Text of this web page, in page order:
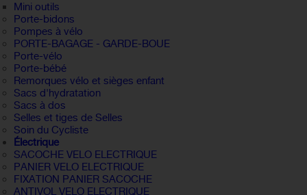
Mini outils
Porte-bidons
Pompes à vélo
PORTE-BAGAGE - GARDE-BOUE
Porte-vélo
Porte-bébé
Remorques vélo et sièges enfant
Sacs d'hydratation
Sacs à dos
Selles et tiges de Selles
Soin du Cycliste
Électrique
SACOCHE VELO ELECTRIQUE
PANIER VELO ELECTRIQUE
FIXATION PANIER SACOCHE
ANTIVOL VELO ELECTRIQUE